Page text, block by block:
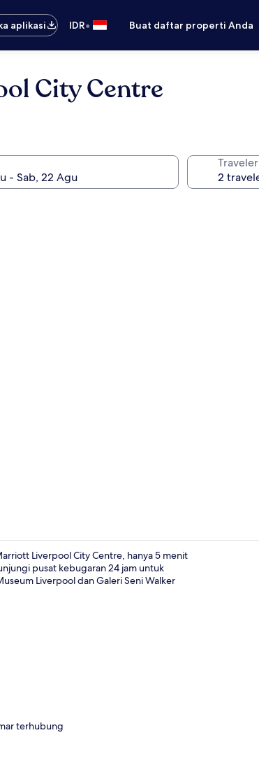
aplikasi
IDR• Buat daftar properti Anda
City Centre
Traveler
Liverpool City Centre, hanya 5 menit
pusat kebugaran 24 jam untuk
Liverpool dan Galeri Seni Walker
terhubung